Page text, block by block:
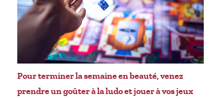
Pour terminer la semaine en beauté, venez
prendre un goûter à la ludo et jouer à vos jeux